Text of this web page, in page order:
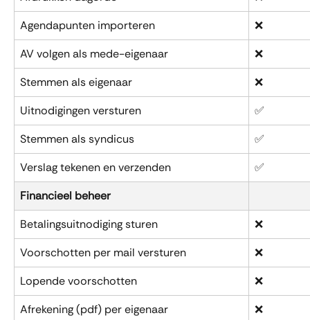
Agendapunten importeren
❌
AV volgen als mede-eigenaar
❌
Stemmen als eigenaar
❌
Uitnodigingen versturen
✅
Stemmen als syndicus
✅
Verslag tekenen en verzenden
✅
Financieel beheer
Betalingsuitnodiging sturen
❌
Voorschotten per mail versturen
❌
Lopende voorschotten
❌
Afrekening (pdf) per eigenaar
❌